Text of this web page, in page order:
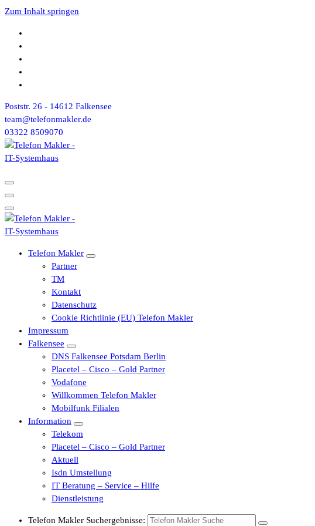
Zum Inhalt springen
Poststr. 26 - 14612 Falkensee
team@telefonmakler.de
03322 8509070
Telefon Makler
Partner
TM
Kontakt
Datenschutz
Cookie Richtlinie (EU) Telefon Makler
Impressum
Falkensee
DNS Falkensee Potsdam Berlin
Placetel – Cisco – Gold Partner
Vodafone
Willkommen Telefon Makler
Mobilfunk Filialen
Information
Telekom
Placetel – Cisco – Gold Partner
Aktuell
Isdn Umstellung
IT Beratung – Service – Hilfe
Dienstleistung
Telefon Makler Suchergebnisse: